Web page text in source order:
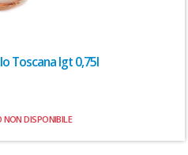
Toscana Igt 0,75l
DISPONIBILE